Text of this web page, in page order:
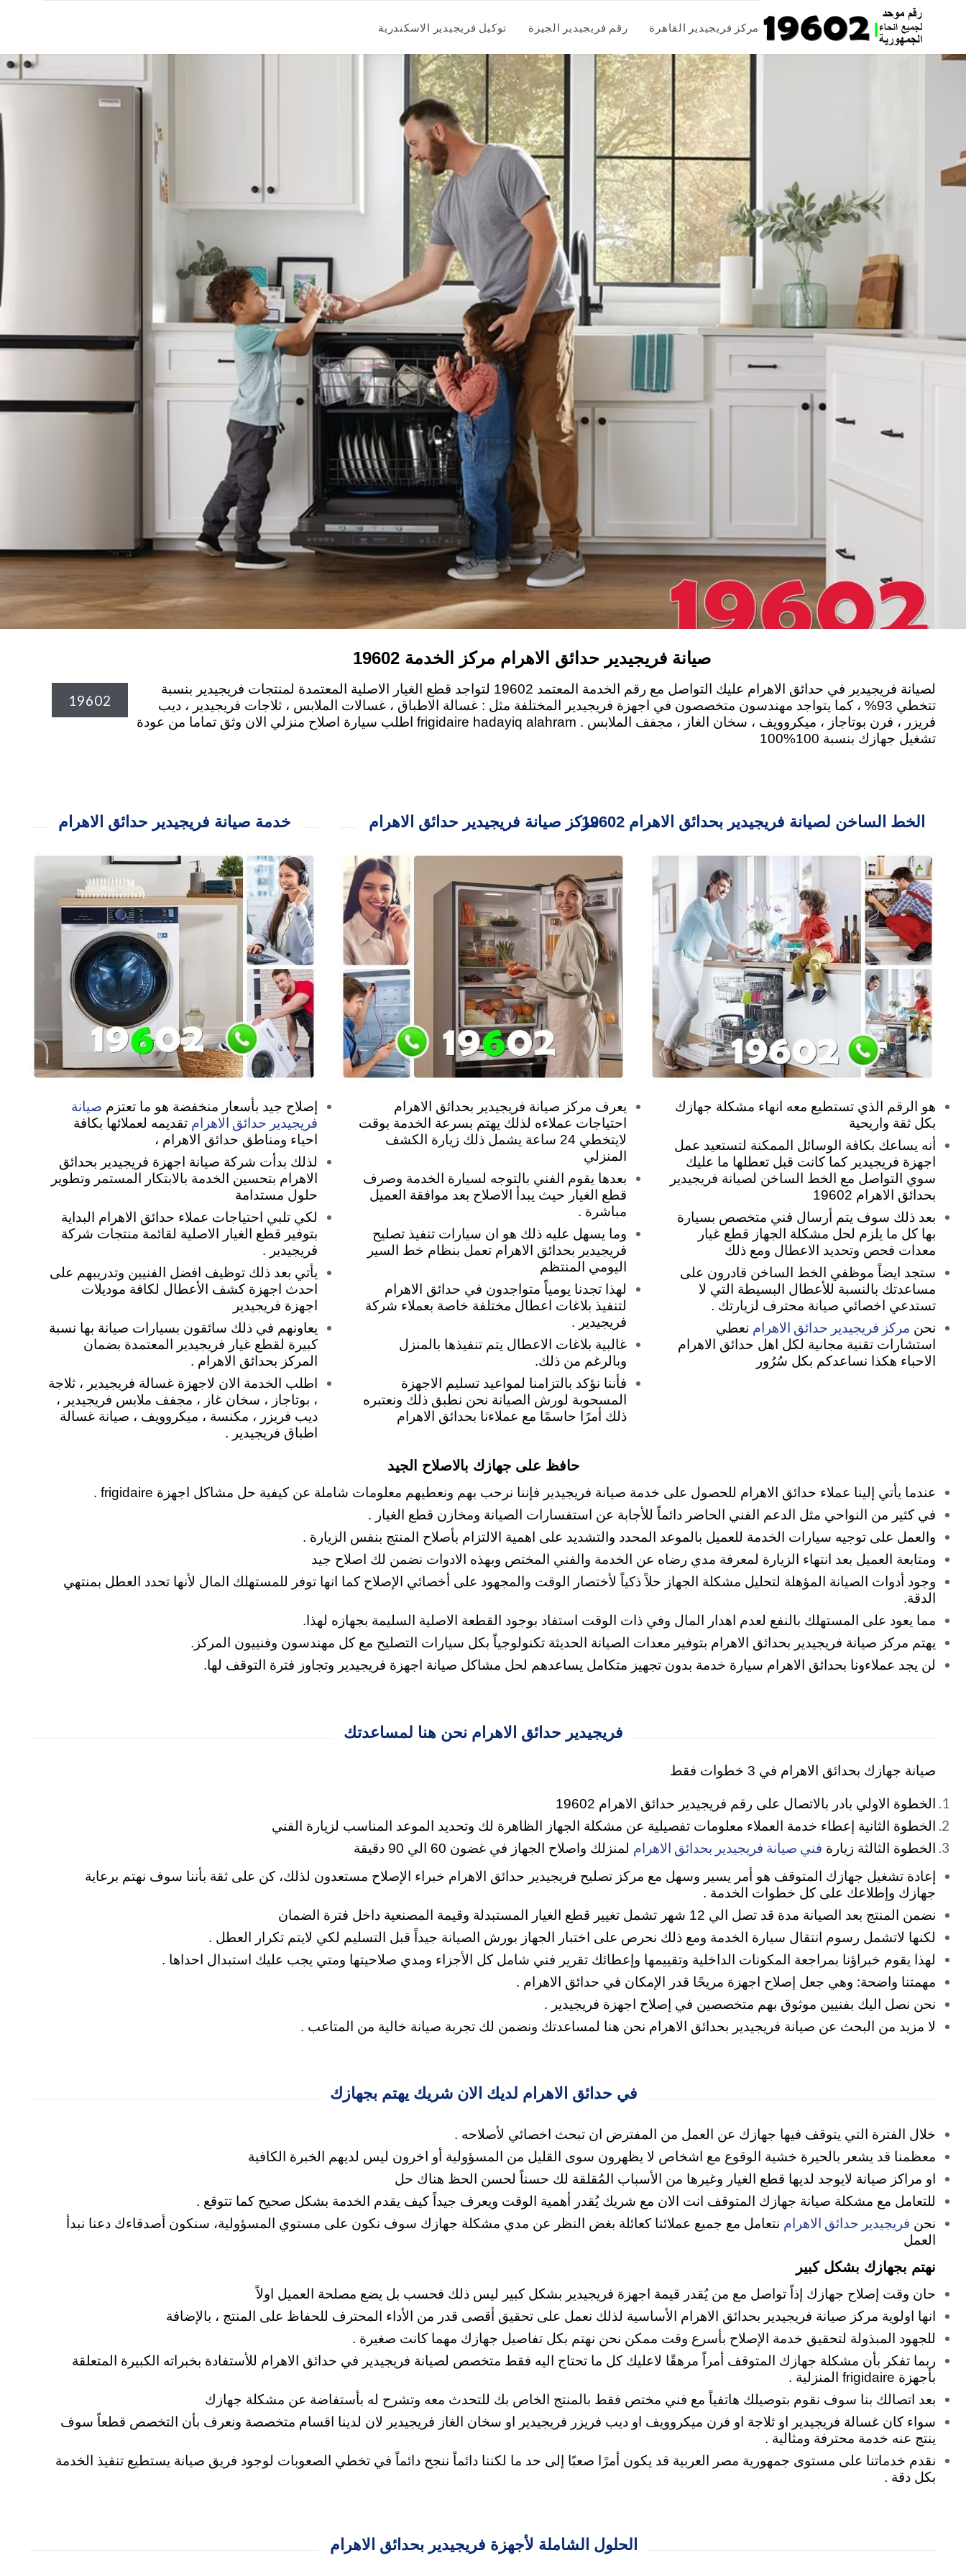
Skip
to
content
مركز فريجيدير القاهرة رقم فريجيدير الجيزة توكيل فريجيدير الاسكندرية
صيانة فريجيدير حدائق الاهرام مركز الخدمة 19602
لصيانة فريجيدير في حدائق الاهرام عليك التواصل مع رقم الخدمة المعتمد 19602 لتواجد قطع الغيار الاصلية المعتمدة لمنتجات فريجيدير بنسبة
تتخطي 93% ، كما يتواجد مهندسون متخصصون في اجهزة فريجيدير المختلفة مثل : غسالة الاطباق ، غسالات الملابس ، ثلاجات فريجيدير ، ديب
فريزر ، فرن بوتاجاز ، ميكروويف ، سخان الغاز ، مجفف الملابس . frigidaire hadayiq alahram اطلب سيارة اصلاح منزلي الان وثق تماما من عودة
تشغيل جهازك بنسبة 100%100
19602
خدمة صيانة فريجيدير حدائق الاهرام
إصلاح جيد بأسعار منخفضة هو ما تعتزم صيانة
فريجيدير حدائق الاهرام تقديمه لعملائها بكافة
احياء ومناطق حدائق الاهرام ،
لذلك بدأت شركة صيانة اجهزة فريجيدير بحدائق
الاهرام بتحسين الخدمة بالابتكار المستمر وتطوير
حلول مستدامة
لكي تلبي احتياجات عملاء حدائق الاهرام البداية
بتوفير قطع الغيار الاصلية لقائمة منتجات شركة
فريجيدير .
يأتي بعد ذلك توظيف افضل الفنيين وتدريبهم على
احدث اجهزة كشف الأعطال لكافة موديلات
اجهزة فريجيدير
يعاونهم في ذلك سائقون بسيارات صيانة بها نسبة
كبيرة لقطع غيار فريجيدير المعتمدة بضمان
المركز بحدائق الاهرام .
اطلب الخدمة الان لاجهزة غسالة فريجيدير ، ثلاجة
، بوتاجاز ، سخان غاز ، مجفف ملابس فريجيدير ،
ديب فريزر ، مكنسة ، ميكروويف ، صيانة غسالة
اطباق فريجيدير .
مركز صيانة فريجيدير حدائق الاهرام
يعرف مركز صيانة فريجيدير بحدائق الاهرام
احتياجات عملاءه لذلك يهتم بسرعة الخدمة بوقت
لايتخطي 24 ساعة يشمل ذلك زيارة الكشف
المنزلي
بعدها يقوم الفني بالتوجه لسيارة الخدمة وصرف
قطع الغيار حيث يبدأ الاصلاح بعد موافقة العميل
مباشرة .
وما يسهل عليه ذلك هو ان سيارات تنفيذ تصليح
فريجيدير بحدائق الاهرام تعمل بنظام خط السير
اليومي المنتظم
لهذا تجدنا يومياً متواجدون في حدائق الاهرام
لتنفيذ بلاغات اعطال مختلفة خاصة بعملاء شركة
فريجيدير .
غالبية بلاغات الاعطال يتم تنفيذها بالمنزل
وبالرغم من ذلك.
فأننا نؤكد بالتزامنا لمواعيد تسليم الاجهزة
المسحوبة لورش الصيانة نحن نطبق ذلك ونعتبره
ذلك أمرًا حاسمًا مع عملاءنا بحدائق الاهرام
الخط الساخن لصيانة فريجيدير بحدائق الاهرام 19602
هو الرقم الذي تستطيع معه انهاء مشكلة جهازك
بكل ثقة واريحية
أنه يساعك بكافة الوسائل الممكنة لتستعيد عمل
اجهزة فريجيدير كما كانت قبل تعطلها ما عليك
سوي التواصل مع الخط الساخن لصيانة فريجيدير
بحدائق الاهرام 19602
بعد ذلك سوف يتم أرسال فني متخصص بسيارة
بها كل ما يلزم لحل مشكلة الجهاز قطع غيار
معدات فحص وتحديد الاعطال ومع ذلك
ستجد ايضاً موظفي الخط الساخن قادرون على
مساعدتك بالنسبة للأعطال البسيطة التي لا
تستدعي اخصائي صيانة محترف لزيارتك .
نحن مركز فريجيدير حدائق الاهرام نعطي
استشارات تقنية مجانية لكل اهل حدائق الاهرام
الاحباء هكذا نساعدكم بكل سُرُور
حافظ على جهازك بالاصلاح الجيد
عندما يأتي إلينا عملاء حدائق الاهرام للحصول على خدمة صيانة فريجيدير فإننا نرحب بهم ونعطيهم معلومات شاملة عن كيفية حل مشاكل اجهزة frigidaire .
في كثير من النواحي مثل الدعم الفني الحاضر دائماً للأجابة عن استفسارات الصيانة ومخازن قطع الغيار .
والعمل على توجيه سيارات الخدمة للعميل بالموعد المحدد والتشديد على اهمية الالتزام بأصلاح المنتج بنفس الزيارة .
ومتابعة العميل بعد انتهاء الزيارة لمعرفة مدي رضاه عن الخدمة والفني المختص وبهذه الادوات نضمن لك اصلاح جيد
وجود أدوات الصيانة المؤهلة لتحليل مشكلة الجهاز حلاً ذكياً لأختصار الوقت والمجهود على أخصائي الإصلاح كما انها توفر للمستهلك المال لأنها تحدد العطل بمنتهي
الدقة.
مما يعود على المستهلك بالنفع لعدم اهدار المال وفي ذات الوقت استفاد بوجود القطعة الاصلية السليمة بجهازه لهذا.
يهتم مركز صيانة فريجيدير بحدائق الاهرام بتوفير معدات الصيانة الحديثة تكنولوجياً بكل سيارات التصليح مع كل مهندسون وفنييون المركز.
لن يجد عملاءونا بحدائق الاهرام سيارة خدمة بدون تجهيز متكامل يساعدهم لحل مشاكل صيانة اجهزة فريجيدير وتجاوز فترة التوقف لها.
فريجيدير حدائق الاهرام نحن هنا لمساعدتك
صيانة جهازك بحدائق الاهرام في 3 خطوات فقط
الخطوة الاولي بادر بالاتصال على رقم فريجيدير حدائق الاهرام 19602
الخطوة الثانية إعطاء خدمة العملاء معلومات تفصيلية عن مشكلة الجهاز الظاهرة لك وتحديد الموعد المناسب لزيارة الفني
الخطوة الثالثة زيارة فني صيانة فريجيدير بحدائق الاهرام لمنزلك واصلاح الجهاز في غضون 60 الي 90 دقيقة
إعادة تشغيل جهازك المتوقف هو أمر يسير وسهل مع مركز تصليح فريجيدير حدائق الاهرام خبراء الإصلاح مستعدون لذلك، كن على ثقة بأننا سوف نهتم برعاية
جهازك وإطلاعك على كل خطوات الخدمة .
نضمن المنتج بعد الصيانة مدة قد تصل الي 12 شهر تشمل تغيير قطع الغيار المستبدلة وقيمة المصنعية داخل فترة الضمان
لكنها لاتشمل رسوم انتقال سيارة الخدمة ومع ذلك نحرص على اختبار الجهاز بورش الصيانة جيداً قبل التسليم لكي لايتم تكرار العطل .
لهذا يقوم خبراؤنا بمراجعة المكونات الداخلية وتقييمها وإعطائك تقرير فني شامل كل الأجزاء ومدي صلاحيتها ومتي يجب عليك استبدال احداها .
مهمتنا واضحة: وهي جعل إصلاح اجهزة مريحًا قدر الإمكان في حدائق الاهرام .
نحن نصل اليك بفنيين موثوق بهم متخصصين في إصلاح اجهزة فريجيدير .
لا مزيد من البحث عن صيانة فريجيدير بحدائق الاهرام نحن هنا لمساعدتك ونضمن لك تجربة صيانة خالية من المتاعب .
في حدائق الاهرام لديك الان شريك يهتم بجهازك
خلال الفترة التي يتوقف فيها جهازك عن العمل من المفترض ان تبحث اخصائي لأصلاحه .
معظمنا قد يشعر بالحيرة خشية الوقوع مع اشخاص لا يظهرون سوى القليل من المسؤولية أو اخرون ليس لديهم الخبرة الكافية
او مراكز صيانة لايوجد لديها قطع الغيار وغيرها من الأسباب المُقلقة لك حسناً لحسن الحظ هناك حل
للتعامل مع مشكلة صيانة جهازك المتوقف انت الان مع شريك يُقدر أهمية الوقت ويعرف جيداً كيف يقدم الخدمة بشكل صحيح كما تتوقع .
نحن فريجيدير حدائق الاهرام نتعامل مع جميع عملائنا كعائلة بغض النظر عن مدي مشكلة جهازك سوف نكون على مستوي المسؤولية، سنكون أصدقاءك دعنا نبدأ
العمل
نهتم بجهازك بشكل كبير
حان وقت إصلاح جهازك إذاً تواصل مع من يُقدر قيمة اجهزة فريجيدير بشكل كبير ليس ذلك فحسب بل يضع مصلحة العميل اولاً
انها اولوية مركز صيانة فريجيدير بحدائق الاهرام الأساسية لذلك نعمل على تحقيق أقصى قدر من الأداء المحترف للحفاظ على المنتج ، بالإضافة
للجهود المبذولة لتحقيق خدمة الإصلاح بأسرع وقت ممكن نحن نهتم بكل تفاصيل جهازك مهما كانت صغيرة .
ربما تفكر بأن مشكلة جهازك المتوقف أمراً مرهقًا لاعليك كل ما تحتاج اليه فقط متخصص لصيانة فريجيدير في حدائق الاهرام للأستفادة بخبراته الكبيرة المتعلقة
بأجهزة frigidaire المنزلية .
بعد اتصالك بنا سوف نقوم بتوصيلك هاتفياً مع فني مختص فقط بالمنتج الخاص بك للتحدث معه وتشرح له بأستفاضة عن مشكلة جهازك
سواء كان غسالة فريجيدير او ثلاجة او فرن ميكروويف او ديب فريزر فريجيدير او سخان الغاز فريجيدير لان لدينا اقسام متخصصة ونعرف بأن التخصص قطعاً سوف
ينتج عنه خدمة محترفة ومثالية .
نقدم خدماتنا على مستوى جمهورية مصر العربية قد يكون أمرًا صعبًا إلى حد ما لكننا دائماً ننجح دائماً في تخطي الصعوبات لوجود فريق صيانة يستطيع تنفيذ الخدمة
بكل دقة .
الحلول الشاملة لأجهزة فريجيدير بحدائق الاهرام